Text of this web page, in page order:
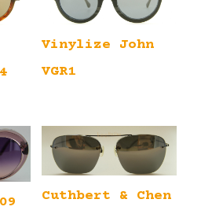
Vinylize John
VGR1
Cuthbert & Chen